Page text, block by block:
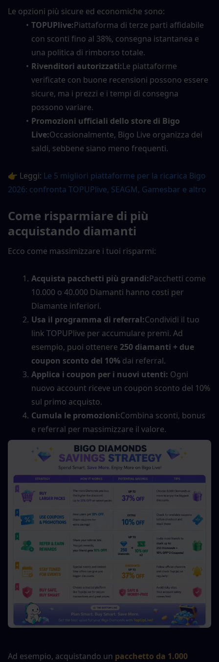
Le opzioni più sicure ed economiche sono:
TOPUPlive:Piattaforma di terze parti affidabile
con sconti fino al 38%, consegna istantanea e
una politica di rimborso totale.
Rivenditori autorizzati:Le piattaforme
verificate con buone recensioni possono essere
sicure, ma i prezzi e i tempi di consegna
possono variare.
Promozioni ufficiali dello store di Bigo
Live:Occasionalmente, Bigo Live organizza dei
saldi, sebbene siano meno frequenti.
👉 Leggi: Le 5 migliori piattaforme per la ricarica Bigo
2026: confronta TOPUPlive, SEAGM, Gamesbar e altro
Come risparmiare di più
acquistando diamanti
Ecco come massimizzare i tuoi risparmi:
Acquista pacchetti più grandi:Pacchetti come
10.000 o 40.000 Diamanti hanno costi per
Diamante inferiori.
Usa il programma di referral:Condividi il tuo
link TOPUPlive per accumulare premi. Ad
esempio, puoi ottenere 250 diamanti + due
coupon sconto del 10% dai referral.
Applica i coupon per i nuovi utenti: Ogni
nuovo account riceve un coupon sconto del 10%
sul primo acquisto.
Cumula le promozioni:Combina sconti, bonus
e referral per massimizzare il valore.
Ad esempio, acquistando un pacchetto da 1.000